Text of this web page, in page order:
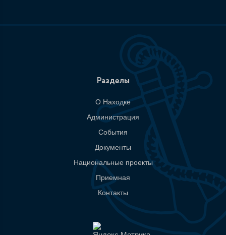
Разделы
О Находке
Администрация
События
Документы
Национальные проекты
Приемная
Контакты